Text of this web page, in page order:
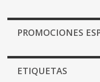
PROMOCIONES
ETIQUETAS